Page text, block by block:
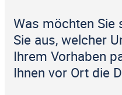
Was möchten Sie
Sie aus, welcher
Ihrem Vorhaben
Ihnen vor Ort die